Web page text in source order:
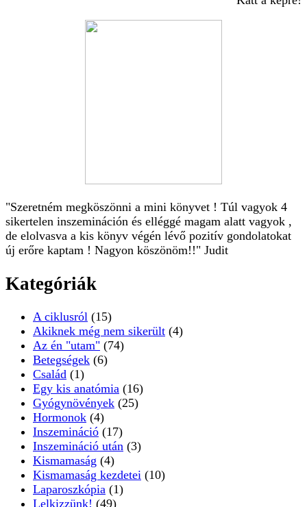
"Szeretném megköszönni a mini könyvet ! Túl vagyok 4
sikertelen inszemináción és elléggé magam alatt vagyok ,
de elolvasva a kis könyv végén lévő pozitív gondolatokat
új erőre kaptam ! Nagyon köszönöm!!" Judit
Kategóriák
A ciklusról (15)
Akiknek még nem sikerült (4)
Az én "utam" (74)
Betegségek (6)
Család (1)
Egy kis anatómia (16)
Gyógynövények (25)
Hormonok (4)
Inszemináció (17)
Inszemináció után (3)
Kismamaság (4)
Kismamaság kezdetei (10)
Laparoszkópia (1)
Lelkizzünk! (49)